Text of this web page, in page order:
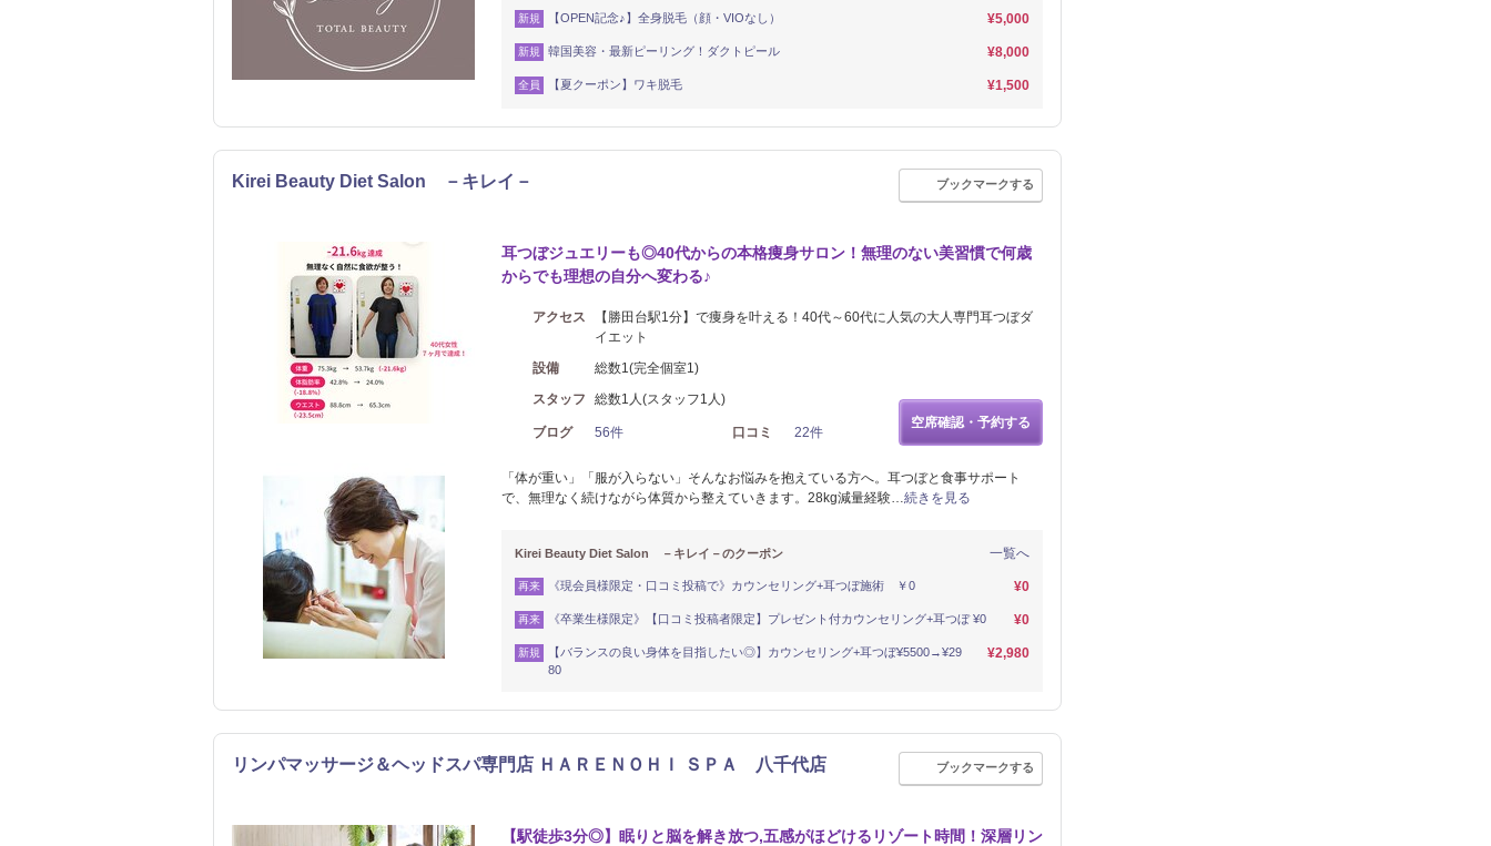
新規 【OPEN記念♪】全身脱毛（顔・VIOなし） ¥5,000
新規 韓国美容・最新ピーリング！ダクトピール ¥8,000
全員 【夏クーポン】ワキ脱毛 ¥1,500
Kirei Beauty Diet Salon －キレイ－ ブックマークする
耳つぼジュエリーも◎40代からの本格痩身サロン！無理のない美習慣で何歳
からでも理想の自分へ変わる♪
アクセス
【勝田台駅1分】で痩身を叶える！40代～60代に人気の大人専門耳つぼダ
イエット
設備
総数1(完全個室1)
スタッフ
総数1人(スタッフ1人)
ブログ 56件 口コミ 22件
空席確認・予約する
「体が重い」「服が入らない」そんなお悩みを抱えている方へ。耳つぼと食事サポート
で、無理なく続けながら体質から整えていきます。28kg減量経験…続きを見る
一覧へ
Kirei Beauty Diet Salon －キレイ－のクーポン
再来 《現会員様限定・口コミ投稿で》カウンセリング+耳つぼ施術 ￥0 ¥0
再来 《卒業生様限定》【口コミ投稿者限定】プレゼント付カウンセリング+耳つぼ ¥0 ¥0
新規
【バランスの良い身体を目指したい◎】カウンセリング+耳つぼ¥5500→¥29
80
¥2,980
リンパマッサージ＆ヘッドスパ専門店 ＨＡＲＥＮＯＨＩ ＳＰＡ 八千代店 ブックマークする
【駅徒歩3分◎】眠りと脳を解き放つ,五感がほどけるリゾート時間！深層リン